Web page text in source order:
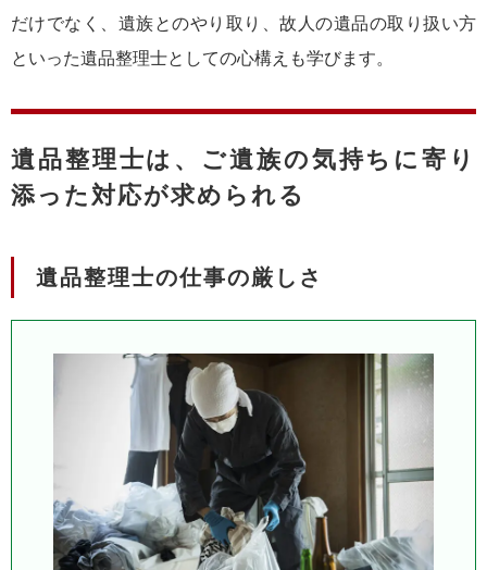
だけでなく、遺族とのやり取り、故人の遺品の取り扱い方
といった遺品整理士としての心構えも学びます。
遺品整理士は、ご遺族の気持ちに寄り
添った対応が求められる
遺品整理士の仕事の厳しさ